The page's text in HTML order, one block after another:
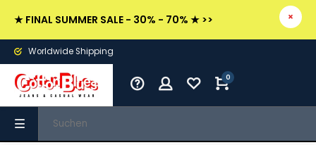
★ FINAL SUMMER SALE - 30% - 70% ★ >>
Worldwide Shipping
0